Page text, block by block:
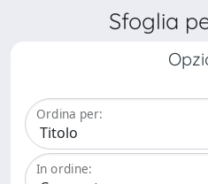
Sfoglia
Ordina per:
In ordine: